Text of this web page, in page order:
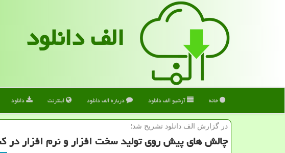
الف دانلود
خانه آرشیو الف دانلود درباره الف دانلود اینترنت دانلود
در گزارش الف دانلود تشریح شد؛
چالش های پیش روی تولید سخت افزار و نرم افزار در